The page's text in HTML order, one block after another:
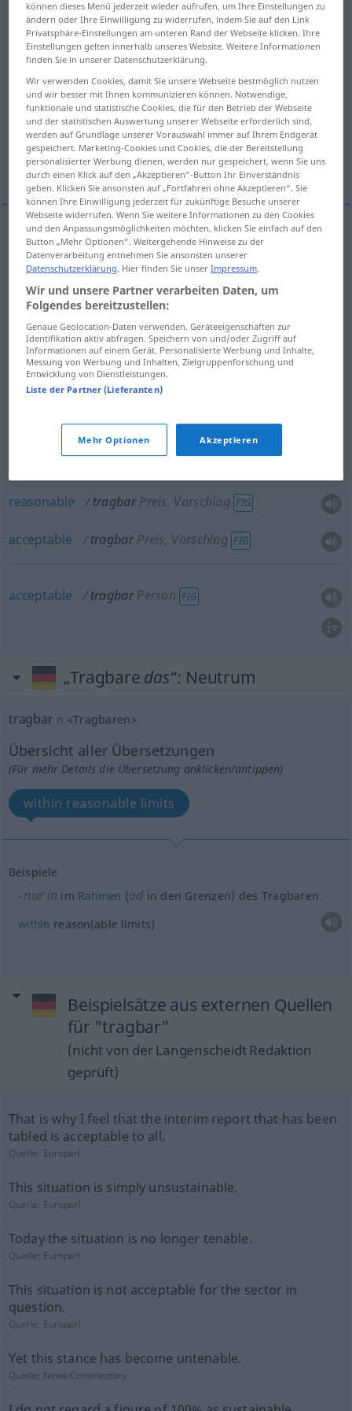
Übersicht aller Übersetzungen
(Für mehr Details die Übersetzung anklicken/antippen)
portable wearable, fit for wearing
bearable, tolerable
reasonable, acceptable acceptable
portable tragbar Gerät
wearable,fitfor wear(ing) tragbarKleidung
bearable tragbarVerhältnisse etc
tragbarVerhältnisse etc FIG
reasonable tragbar Preis, Vorschlag FIG
acceptable tragbar Preis, Vorschlag FIG
acceptable tragbar Person FIG
„Tragbare das“: Neutrum
tragbar n <Tragbaren>
Übersicht aller Übersetzungen
(Für mehr Details die Übersetzung anklicken/antippen)
within reasonable limits
Beispiele
nur in im Rahmen (od in den Grenzen) des Tragbaren
within reason(able limits)
Beispielsätze aus externen Quellen
für "tragbar"
(nicht von der Langenscheidt Redaktion
geprüft)
That is why I feel that the interim report that has been
tabled is acceptable to all.
Quelle: Europarl
This situation is simply unsustainable.
Quelle: Europarl
Today the situation is no longer tenable.
Quelle: Europarl
This situation is not acceptable for the sector in
question.
Quelle: Europarl
Yet this stance has become untenable.
Quelle: News-Commentary
können dieses Menü jederzeit wieder aufrufen, um Ihre Einstellungen zu
ändern oder Ihre Einwilligung zu widerrufen, indem Sie auf den Link
Privatsphäre-Einstellungen am unteren Rand der Webseite klicken. Ihre
Einstellungen gelten innerhalb unseres Website. Weitere Informationen
finden Sie in unserer Datenschutzerklärung.
Wir verwenden Cookies, damit Sie unsere Webseite bestmöglich nutzen
und wir besser mit Ihnen kommunizieren können. Notwendige,
funktionale und statistische Cookies, die für den Betrieb der Webseite
und der statistischen Auswertung unserer Webseite erforderlich sind,
werden auf Grundlage unserer Vorauswahl immer auf Ihrem Endgerät
gespeichert. Marketing-Cookies und Cookies, die der Bereitstellung
personalisierter Werbung dienen, werden nur gespeichert, wenn Sie uns
durch einen Klick auf den „Akzeptieren“-Button Ihr Einverständnis
geben. Klicken Sie ansonsten auf „Fortfahren ohne Akzeptieren“. Sie
können Ihre Einwilligung jederzeit für zukünftige Besuche unserer
Webseite widerrufen. Wenn Sie weitere Informationen zu den Cookies
und den Anpassungsmöglichkeiten möchten, klicken Sie einfach auf den
Button „Mehr Optionen“. Weitergehende Hinweise zu der
Datenverarbeitung entnehmen Sie ansonsten unserer
Datenschutzerklärung. Hier finden Sie unserImpressum.
Wir und unsere Partner verarbeiten Daten, um
Folgendes bereitzustellen:
Genaue Geolocation-Daten verwenden. Geräteeigenschaften zur
Identifikation aktiv abfragen. Speichern von und/oder Zugriff auf
Informationen auf einem Gerät. Personalisierte Werbung und Inhalte,
Messung von Werbung und Inhalten, Zielgruppenforschung und
Entwicklung von Dienstleistungen.
Liste der Partner (Lieferanten)
Mehr Optionen Akzeptieren